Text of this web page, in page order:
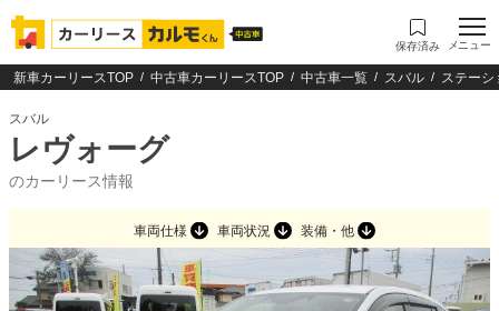
保存済み メニュー
新車カーリースTOP 中古車カーリースTOP 中古車一覧 スバル ステーシ
スバル
レヴォーグ
のカーリース情報
車両仕様 車両状況 装備・他